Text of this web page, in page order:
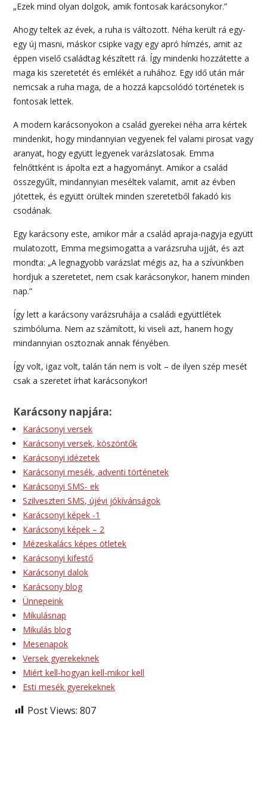
„Ezek mind olyan dolgok, amik fontosak karácsonykor.”
Ahogy teltek az évek, a ruha is változott. Néha került rá egy-
egy új masni, máskor csipke vagy egy apró hímzés, amit az
éppen viselő családtag készített rá. Így mindenki hozzátette a
maga kis szeretetét és emlékét a ruhához. Egy idő után már
nemcsak a ruha maga, de a hozzá kapcsolódó történetek is
fontosak lettek.
A modern karácsonyokon a család gyerekei néha arra kértek
mindenkit, hogy mindannyian vegyenek fel valami pirosat vagy
aranyat, hogy együtt legyenek varázslatosak. Emma
felnőttként is ápolta ezt a hagyományt. Amikor a család
összegyűlt, mindannyian meséltek valamit, amit az évben
jótettek, és együtt örültek minden szeretetből fakadó kis
csodának.
Egy karácsony este, amikor már a család apraja-nagyja együtt
mulatozott, Emma megsimogatta a varázsruha ujját, és azt
mondta: „A legnagyobb varázslat mégis az, ha a szívünkben
hordjuk a szeretetet, nem csak karácsonykor, hanem minden
nap.”
Így lett a karácsony varázsruhája a családi együttlétek
szimbóluma. Nem az számított, ki viseli azt, hanem hogy
mindannyian osztoznak annak fényében.
Így volt, igaz volt, talán tán nem is volt – de ilyen szép mesét
csak a szeretet írhat karácsonykor!
Karácsony napjára:
Karácsonyi versek
Karácsonyi versek, köszöntők
Karácsonyi idézetek
Karácsonyi mesék, adventi történetek
Karácsonyi SMS- ek
Szilveszteri SMS, újévi jókívánságok
Karácsonyi képek -1
Karácsonyi képek – 2
Mézeskalács képes ötletek
Karácsonyi kifestő
Karácsonyi dalok
Karácsony blog
Ünnepeink
Mikulásnap
Mikulás blog
Mesenapok
Versek gyerekeknek
Miért kell-hogyan kell-mikor kell
Esti mesék gyerekeknek
Post Views: 807